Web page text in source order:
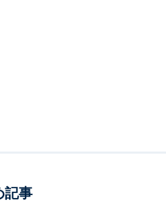
」は現在特別価格で宿泊可
記事